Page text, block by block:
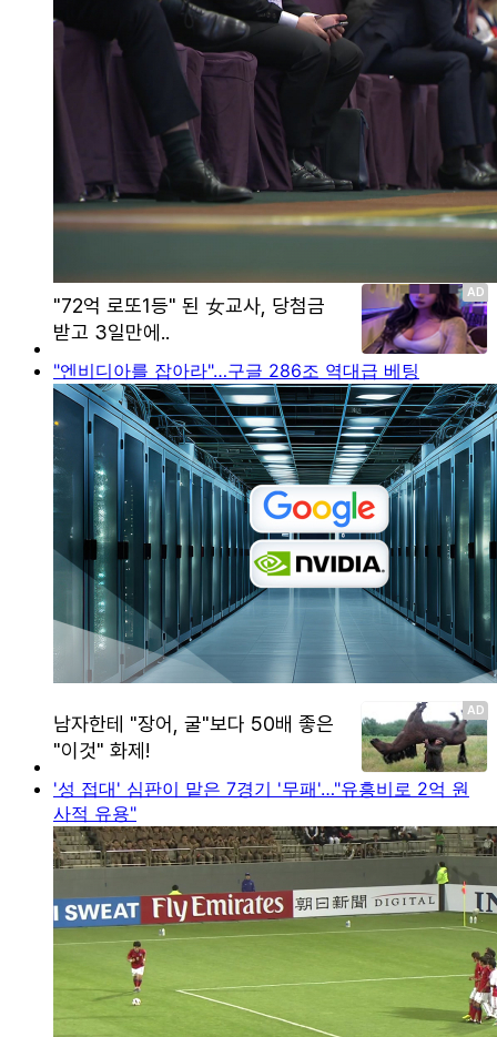
"엔비디아를 잡아라"…구글 286조 역대급 베팅
'성 접대' 심판이 맡은 7경기 '무패'…"유흥비로 2억 원
사적 유용"